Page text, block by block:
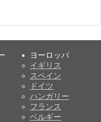
ヨーロッパ
イギリス
スペイン
ドイツ
ハンガリー
フランス
ベルギー